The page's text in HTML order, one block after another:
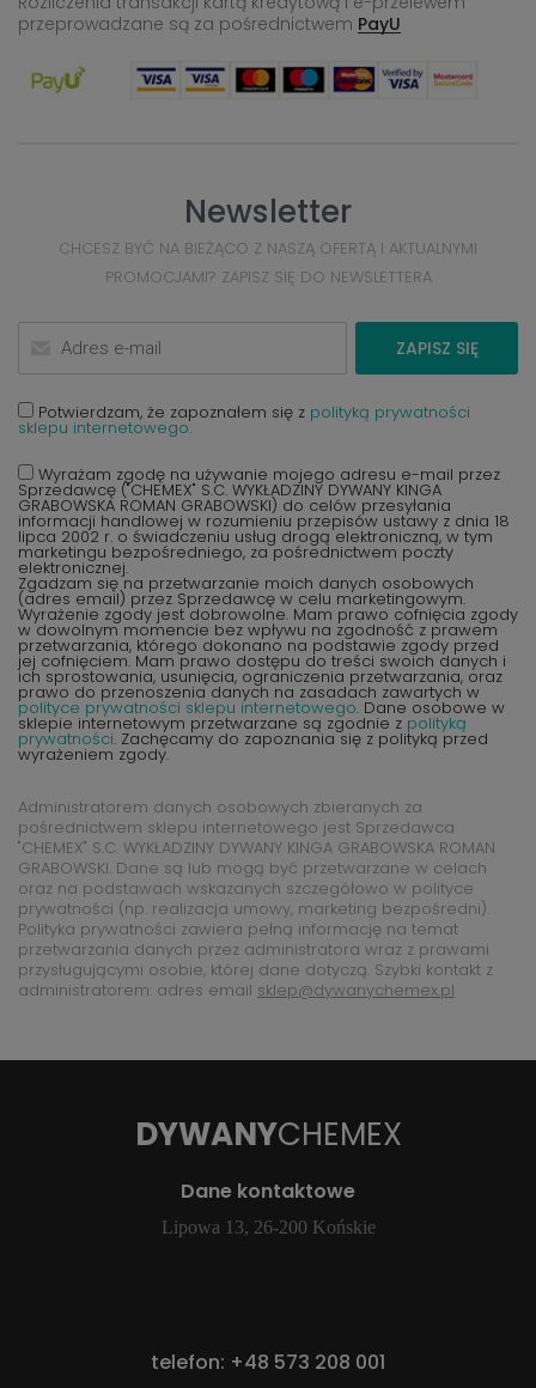
przeprowadzane są za pośrednictwem PayU
Newsletter
CHCESZ BYĆ NA BIEŻĄCO Z NASZĄ OFERTĄ I AKTUALNYMI
PROMOCJAMI? ZAPISZ SIĘ DO NEWSLETTERA
ZAPISZ SIĘ
Potwierdzam, że zapoznałem się z polityką prywatności
sklepu internetowego.
Wyrażam zgodę na używanie mojego adresu e-mail przez
Sprzedawcę ("CHEMEX" S.C. WYKŁADZINY DYWANY KINGA
GRABOWSKA ROMAN GRABOWSKI) do celów przesyłania
informacji handlowej w rozumieniu przepisów ustawy z dnia 18
lipca 2002 r. o świadczeniu usług drogą elektroniczną, w tym
marketingu bezpośredniego, za pośrednictwem poczty
elektronicznej.
Zgadzam się na przetwarzanie moich danych osobowych
(adres email) przez Sprzedawcę w celu marketingowym.
Wyrażenie zgody jest dobrowolne. Mam prawo cofnięcia zgody
w dowolnym momencie bez wpływu na zgodność z prawem
przetwarzania, którego dokonano na podstawie zgody przed
jej cofnięciem. Mam prawo dostępu do treści swoich danych i
ich sprostowania, usunięcia, ograniczenia przetwarzania, oraz
prawo do przenoszenia danych na zasadach zawartych w
polityce prywatności sklepu internetowego. Dane osobowe w
sklepie internetowym przetwarzane są zgodnie z polityką
prywatności. Zachęcamy do zapoznania się z polityką przed
wyrażeniem zgody.
Administratorem danych osobowych zbieranych za
pośrednictwem sklepu internetowego jest Sprzedawca
"CHEMEX" S.C. WYKŁADZINY DYWANY KINGA GRABOWSKA ROMAN
GRABOWSKI. Dane są lub mogą być przetwarzane w celach
oraz na podstawach wskazanych szczegółowo w polityce
prywatności (np. realizacja umowy, marketing bezpośredni).
Polityka prywatności zawiera pełną informację na temat
przetwarzania danych przez administratora wraz z prawami
przysługującymi osobie, której dane dotyczą. Szybki kontakt z
administratorem: adres email sklep@dywanychemex.pl
DYWANYCHEMEX
Dane kontaktowe
Lipowa 13, 26-200 Końskie
telefon: +48 573 208 001